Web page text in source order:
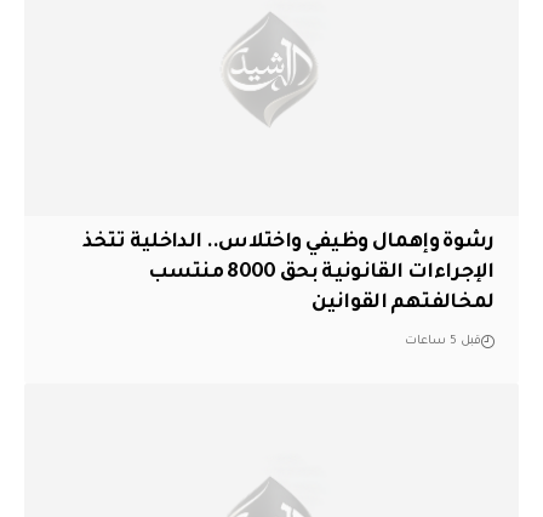
رشوة وإهمال وظيفي واختلاس.. الداخلية تتخذ
الإجراءات القانونية بحق 8000 منتسب
لمخالفتهم القوانين
قبل 5 ساعات